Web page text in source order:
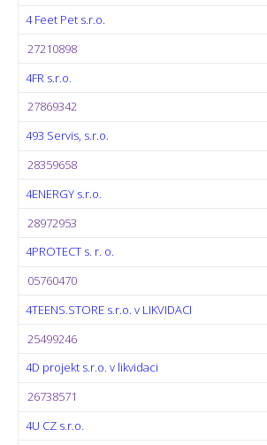
4 Feet Pet s.r.o.
27210898
4FR s.r.o.
27869342
493 Servis, s.r.o.
28359658
4ENERGY s.r.o.
28972953
4PROTECT s. r. o.
05760470
4TEENS.STORE s.r.o. v LIKVIDACI
25499246
4D projekt s.r.o. v likvidaci
26738571
4U CZ s.r.o.